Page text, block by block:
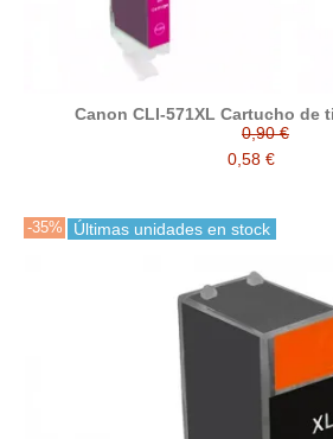
Canon CLI-571XL Cartucho de
0,90 €
0,58 €
-35% Últimas unidades en stock